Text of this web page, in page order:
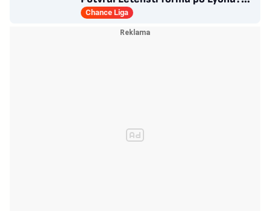
Macek proti svým
Chance Liga